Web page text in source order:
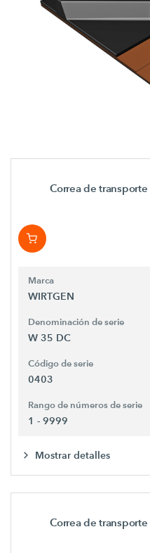
Correa de transporte
Marca
WIRTGEN
Denominación de serie
W 35 DC
Código de serie
0403
Rango de números de serie
1 - 9999
Mostrar detalles
Correa de transporte